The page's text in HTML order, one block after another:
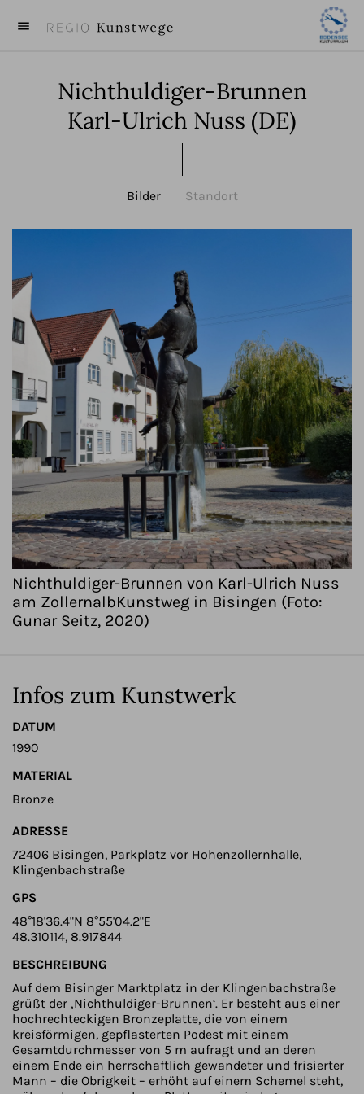
menu
close
KUNST
KÜNSTLER
BEITRÄGE
Nichthuldiger-Brunnen
Karl-Ulrich Nuss (DE)
Bilder Standort
Nichthuldiger-Brunnen von Karl-Ulrich Nuss
am ZollernalbKunstweg in Bisingen (Foto:
Gunar Seitz, 2020)
Infos zum Kunstwerk
DATUM
1990
MATERIAL
Bronze
ADRESSE
72406 Bisingen, Parkplatz vor Hohenzollernhalle,
Klingenbachstraße
GPS
48°18'36.4"N 8°55'04.2"E
48.310114, 8.917844
BESCHREIBUNG
Auf dem Bisinger Marktplatz in der Klingenbachstraße
grüßt der ‚Nichthuldiger-Brunnen‘. Er besteht aus einer
hochrechteckigen Bronzeplatte, die von einem
kreisförmigen, gepflasterten Podest mit einem
Gesamtdurchmesser von 5 m aufragt und an deren
einem Ende ein herrschaftlich gewandeter und frisierter
Mann – die Obrigkeit – erhöht auf einem Schemel steht,